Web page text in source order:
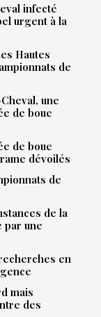
infecté
urgent à la
Hautes
de
une
de boue
de boue
dévoilés
de
de la
par une
en
mais
des